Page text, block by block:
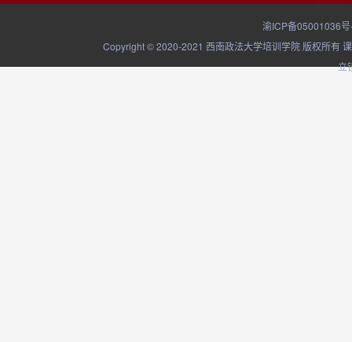
渝ICP备05001036
Copyright © 2020-2021 西南政法大学培训学院 版权所有
立